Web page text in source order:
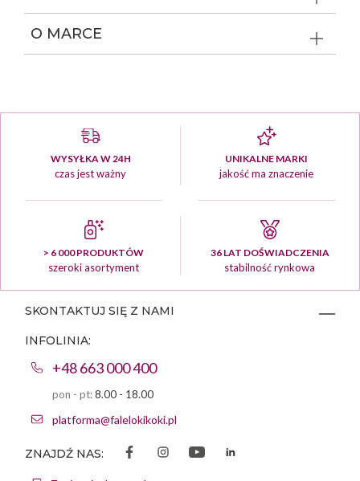
O MARCE
WYSYŁKA W 24H
czas jest ważny
UNIKALNE MARKI
jakość ma znaczenie
> 6 000 PRODUKTÓW
szeroki asortyment
36 LAT DOŚWIADCZENIA
stabilność rynkowa
SKONTAKTUJ SIĘ Z NAMI
INFOLINIA:
+48 663 000 400
pon - pt:8.00 - 18.00
platforma@falelokikoki.pl
ZNAJDŹ NAS: